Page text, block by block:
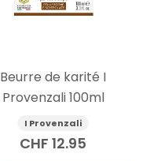
Beurre de karité I
Provenzali 100ml
I Provenzali
CHF 12.95